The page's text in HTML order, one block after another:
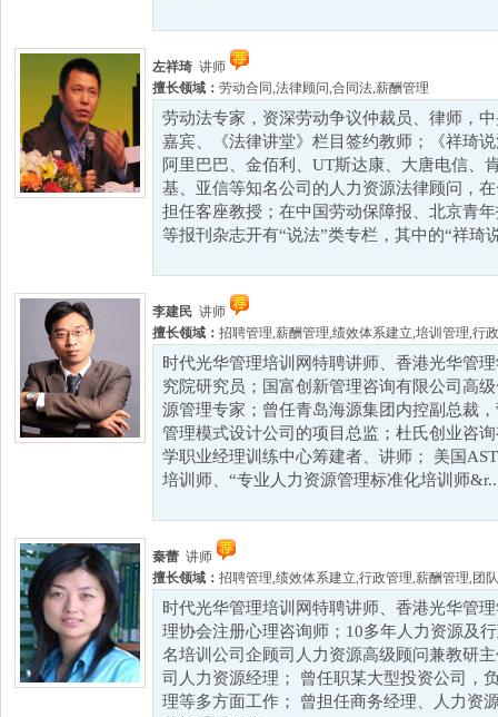
左祥琦 讲师
擅长领域： 劳动合同,法律顾问,合同法,薪酬管理
劳动法专家，资深劳动争议仲裁员、律师，
嘉宾、《法律讲堂》栏目签约教师；《祥琦
阿里巴巴、金佰利、UT斯达康、大唐电信、
基、亚信等知名公司的人力资源法律顾问，
担任客座教授；在中国劳动保障报、北京青
等报刊杂志开有“说法”类专栏，其中的“祥琦
李建民 讲师
擅长领域： 招聘管理,薪酬管理,绩效体系建立,培训管理,行
时代光华管理培训网特聘讲师、香港光华管
究院研究员；国富创新管理咨询有限公司高
源管理专家；曾任青岛海源集团内控副总裁
管理模式设计公司的项目总监；杜氏创业咨
学职业经理训练中心筹建者、讲师； 美国
培训师、“专业人力资源管理标准化培训师
秦蕾 讲师
擅长领域： 招聘管理,绩效体系建立,行政管理,薪酬管理, 团
时代光华管理培训网特聘讲师、香港光华管
理协会注册心理咨询师；10多年人力资源及
名培训公司企顾司人力资源高级顾问兼教研
司人力资源经理； 曾任职某大型投资公司，
理等多方面工作； 曾担任商务经理、人力资